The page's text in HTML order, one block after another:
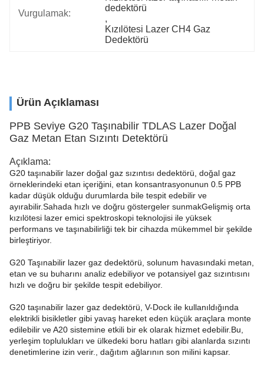
Vurgulamak:
dedektörü
,
Kızılötesi Lazer CH4 Gaz
Dedektörü
Ürün Açıklaması
PPB Seviye G20 Taşınabilir TDLAS Lazer Doğal
Gaz Metan Etan Sızıntı Detektörü
Açıklama:
G20 taşınabilir lazer doğal gaz sızıntısı dedektörü, doğal gaz
örneklerindeki etan içeriğini, etan konsantrasyonunun 0.5 PPB
kadar düşük olduğu durumlarda bile tespit edebilir ve
ayırabilir.Sahada hızlı ve doğru göstergeler sunmakGelişmiş orta
kızılötesi lazer emici spektroskopi teknolojisi ile yüksek
performans ve taşınabilirliği tek bir cihazda mükemmel bir şekilde
birleştiriyor.
G20 Taşınabilir lazer gaz dedektörü, solunum havasındaki metan,
etan ve su buharını analiz edebiliyor ve potansiyel gaz sızıntısını
hızlı ve doğru bir şekilde tespit edebiliyor.
G20 taşınabilir lazer gaz dedektörü, V-Dock ile kullanıldığında
elektrikli bisikletler gibi yavaş hareket eden küçük araçlara monte
edilebilir ve A20 sistemine etkili bir ek olarak hizmet edebilir.Bu,
yerleşim toplulukları ve ülkedeki boru hatları gibi alanlarda sızıntı
denetimlerine izin verir., dağıtım ağlarının son milini kapsar.